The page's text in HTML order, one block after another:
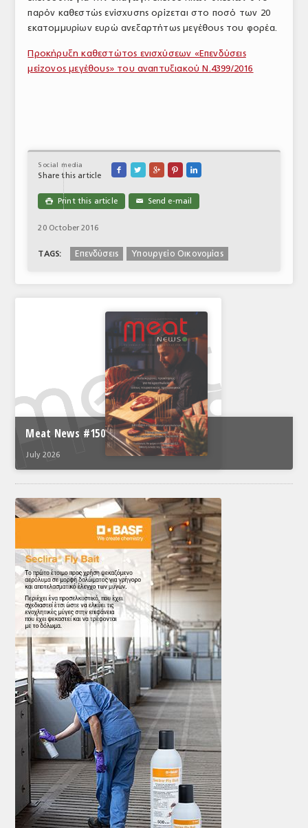
παρόν καθεστώς ενίσχυσης ορίζεται στο ποσό των 20
εκατομμυρίων ευρώ ανεξαρτήτως μεγέθους του φορέα.
Προκήρυξη καθεστώτος ενισχύσεων «Επενδύσεις
μείζονος μεγέθους» του αναπτυξιακού Ν.4399/2016
Social media
Share this article
    
 Print this article ✉ Send e-mail
20 October 2016
TAGS: Επενδύσεις Υπουργείο Οικονομίας
Meat News #150
July 2026